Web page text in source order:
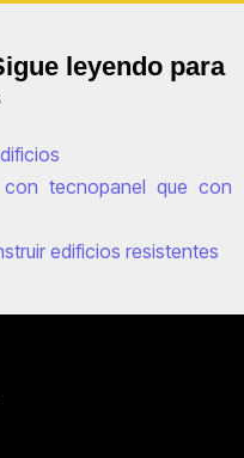
leyendo para
tecnopanel que con
edificios resistentes